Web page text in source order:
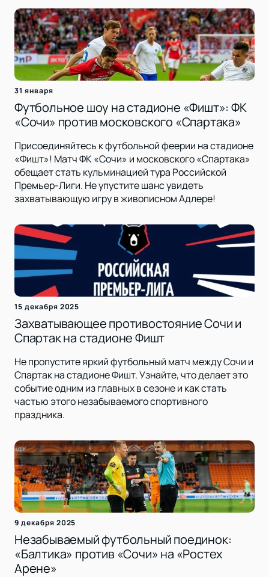
31 января
Футбольное шоу на стадионе «Фишт»: ФК
«Сочи» против московского «Спартака»
Присоединяйтесь к футбольной феерии на стадионе
«Фишт»! Матч ФК «Сочи» и московского «Спартака»
обещает стать кульминацией тура Российской
Премьер-Лиги. Не упустите шанс увидеть
захватывающую игру в живописном Адлере!
15 декабря 2025
Захватывающее противостояние Сочи и
Спартак на стадионе Фишт
Не пропустите яркий футбольный матч между Сочи и
Спартак на стадионе Фишт. Узнайте, что делает это
событие одним из главных в сезоне и как стать
частью этого незабываемого спортивного
праздника.
9 декабря 2025
Незабываемый футбольный поединок:
«Балтика» против «Сочи» на «Ростех
Арене»